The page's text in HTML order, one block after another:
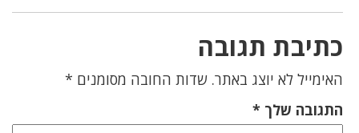
כתיבת תגובה
האימייל לא יוצג באתר. שדות החובה מסומנים *
התגובה שלך *